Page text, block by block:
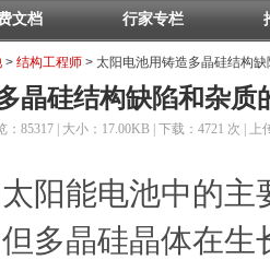
文档 行家专栏
> 结构工程师 > 太阳电池用铸造多晶硅结构
晶硅结构缺陷和杂质
：85317 | 大小：17.00KB | 下载：4721 次 | 上
阳能电池中的主
多晶硅晶体在生